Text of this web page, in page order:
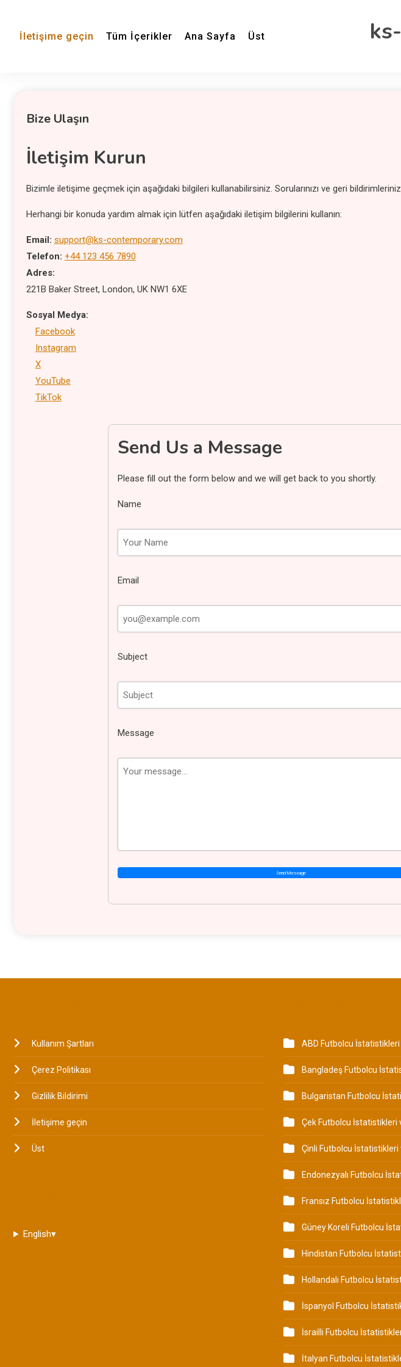
İletişime geçin Tüm İçerikler Ana Sayfa Üst
Bize Ulaşın
İletişim Kurun
Bizimle iletişime geçmek için aşağıdaki bilgileri kullanabilirsiniz. Sorularınızı ve geri
Herhangi bir konuda yardım almak için lütfen aşağıdaki iletişim bilgilerini kullanın:
Email: support@ks-contemporary.com
Telefon: +44 123 456 7890
Adres:
221B Baker Street, London, UK NW1 6XE
Sosyal Medya:
Facebook
Instagram
X
YouTube
TikTok
Send Us a Message
Please fill out the form below and we will get back to you shortly.
Name
Email
Subject
Message
Send Message
Kullanım Şartları
Çerez Politikası
Gizlilik Bildirimi
İletişime geçin
Üst
English▾
ABD Futbolcu İstatistikleri
Bangladeş Futbolcu
Bulgaristan Futbolcu
Çek Futbolcu İstatistikleri
Çinli Futbolcu İstatistikleri
Endonezyalı Futbolcu
Fransız Futbolcu
Güney Koreli Futbolcu
Hindistan Futbolcu
Hollandalı Futbolcu
İspanyol Futbolcu
İsrailli Futbolcu
İtalyan Futbolcu